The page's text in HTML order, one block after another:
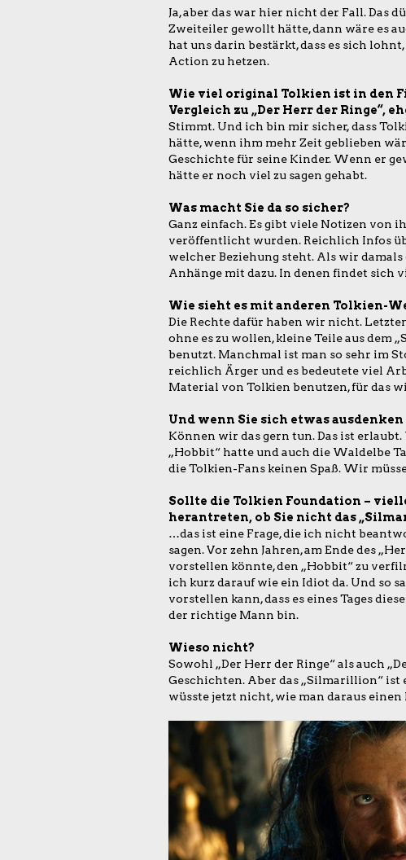
Ja, aber das war hier nicht der Fall. Das
Zweiteiler gewollt hätte, dann wäre es
hat uns darin bestärkt, dass es sich
Action zu hetzen.
Wie viel original Tolkien ist in den
Vergleich zu „Der Herr der Ringe“,
Stimmt. Und ich bin mir sicher, dass
hätte, wenn ihm mehr Zeit geblieben
Geschichte für seine Kinder. Wenn er
hätte er noch viel zu sagen gehabt.
Was macht Sie da so sicher?
Ganz einfach. Es gibt viele Notizen von
veröffentlicht wurden. Reichlich Infos
welcher Beziehung steht. Als wir
Anhänge mit dazu. In denen findet sich
Wie sieht es mit anderen Tolkien-
Die Rechte dafür haben wir nicht.
ohne es zu wollen, kleine Teile aus
benutzt. Manchmal ist man so sehr im
reichlich Ärger und es bedeutete viel
Material von Tolkien benutzen, für das
Und wenn Sie sich etwas
Können wir das gern tun. Das ist
„Hobbit“ hatte und auch die Waldelbe
die Tolkien-Fans keinen Spaß. Wir
Sollte die Tolkien Foundation –
herantreten, ob Sie nicht das
…das ist eine Frage, die ich nicht
sagen. Vor zehn Jahren, am Ende des
vorstellen könnte, den „Hobbit“ zu
ich kurz darauf wie ein Idiot da. Und so
vorstellen kann, dass es eines Tages
der richtige Mann bin.
Wieso nicht?
Sowohl „Der Herr der Ringe“ als auch
Geschichten. Aber das „Silmarillion“ ist
wüsste jetzt nicht, wie man daraus